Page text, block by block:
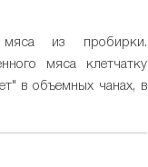
из пробирки.
мяса клетчатку
в объемных чанах, в